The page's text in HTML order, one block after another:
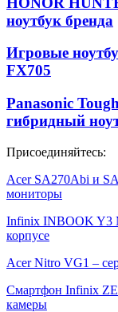
ноутбук бренда
Игровые
FX705
Panasonic
гибридный
Присоединяйтесь:
Acer SA270Abi и
мониторы
Infinix INBOOK Y3
корпусе
Acer Nitro VG1 –
Смартфон Infinix
камеры